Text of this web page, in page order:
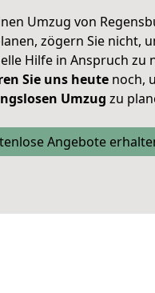
Umzug von
zögern Sie nicht,
Hilfe in Anspruch zu
Sie uns heutenoch,
Umzug zu
Angebote